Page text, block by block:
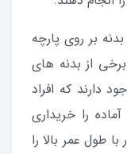
بر روی پارچه
از بدنه های
دارند که افراد
را خریداری
طول عمر بالا را